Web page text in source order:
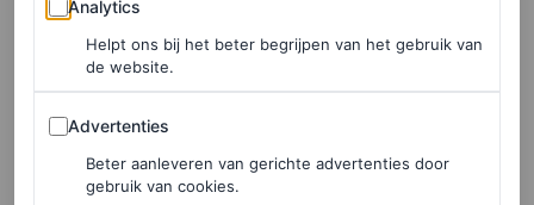
©GETTY IMAGES
Analytics
Helpt ons bij het beter begrijpen van het gebruik van
de website.
Advertenties
Advertenties
Beter aanleveren van gerichte advertenties door
gebruik van cookies.